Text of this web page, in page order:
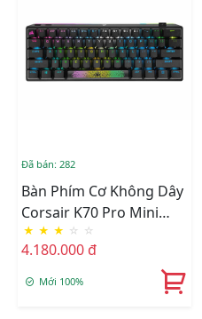
Đã bán: 282
Bàn Phím Cơ Không Dây
Corsair K70 Pro Mini
60% Wireless Cherry MX
Red (CH-9189010-NA)
★ ★ ★ ☆ ☆
4.180.000 đ
Mới 100%